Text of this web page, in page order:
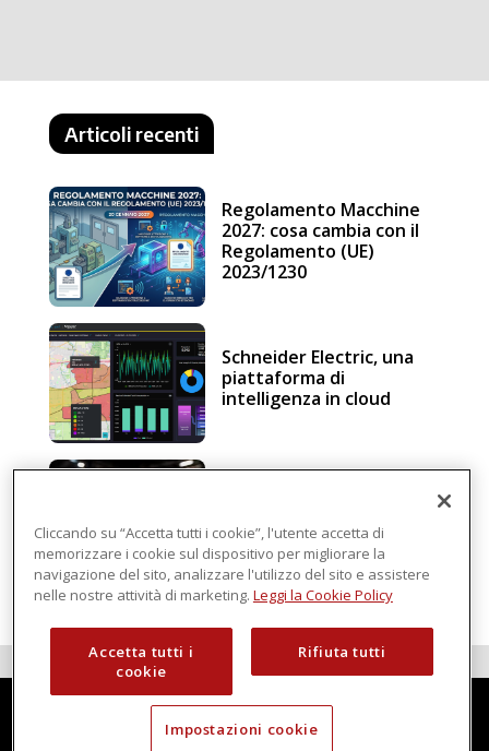
Articoli recenti
Regolamento Macchine
2027: cosa cambia con il
Regolamento (UE)
2023/1230
Schneider Electric, una
piattaforma di
intelligenza in cloud
Regolamento macchine
Cliccando su “Accetta tutti i cookie”, l'utente accetta di
memorizzare i cookie sul dispositivo per migliorare la
navigazione del sito, analizzare l'utilizzo del sito e assistere
nelle nostre attività di marketing. Leggi la Cookie Policy
Accetta tutti i
cookie
Rifiuta tutti
Impostazioni cookie